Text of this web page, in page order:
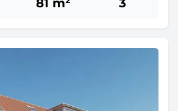
81 m² 3